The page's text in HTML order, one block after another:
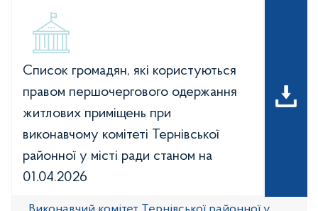
Список громадян, які користуються
правом першочергового одержання
житлових приміщень при
виконавчому комітеті Тернівської
районної у місті ради станом на
01.04.2026